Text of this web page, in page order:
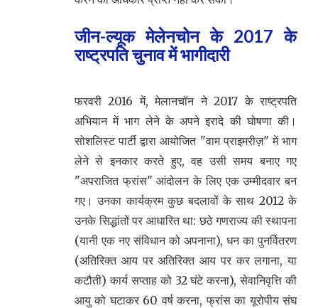
जीन-ल्यूक मेलेनचोन के 2017 के
राष्ट्रपति चुनाव में भागीदारी
फरवरी 2016 में, मेलानचॉन ने 2017 के राष्ट्रपति
अभियान में भाग लेने के अपने इरादे की घोषणा की।
सोशलिस्ट पार्टी द्वारा आयोजित "वाम प्राइमरीज़" में भाग
लेने से इनकार करते हुए, वह उसी समय बनाए गए
"अपराजित फ्रांस" आंदोलन के लिए एक उम्मीदवार बन
गए। उनका कार्यक्रम कुछ बदलावों के साथ 2012 के
उनके सिद्धांतों पर आधारित था: छठे गणराज्य की स्थापना
(यानी एक नए संविधान को अपनाना), धन का पुनर्वितरण
(अतिरिक्त आय पर अतिरिक्त आय पर कर लगाना, या
कटौती) कार्य सप्ताह को 32 घंटे करना), सेवानिवृत्ति की
आयु को घटाकर 60 वर्ष करना, फ्रांस का यूरोपीय संघ